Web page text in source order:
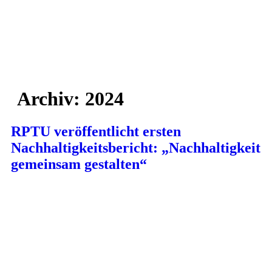
Archiv: 2024
RPTU veröffentlicht ersten
Nachhaltigkeitsbericht: „Nachhaltigkeit
gemeinsam gestalten“